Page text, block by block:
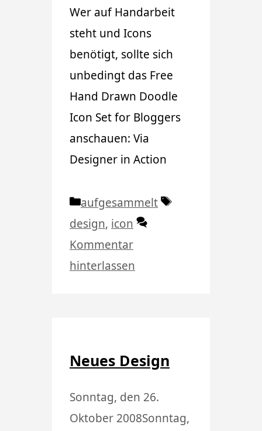
Wer auf Handarbeit
steht und Icons
benötigt, sollte sich
unbedingt das Free
Hand Drawn Doodle
Icon Set for Bloggers
anschauen: Via
Designer in Action
Kategorien
aufgesammelt
Schlagwörter
design, icon
Kommentar
hinterlassen
Neues Design
Sonntag, den 26.
Oktober 2008Sonntag,